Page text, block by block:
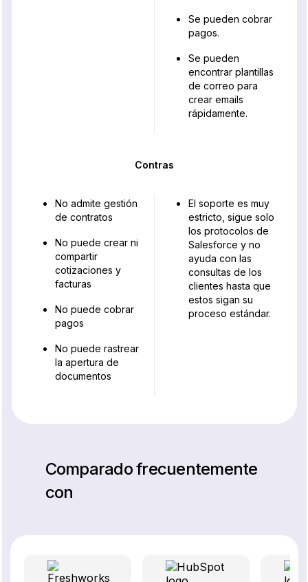
Se pueden cobrar
pagos.
Se pueden
encontrar plantillas
de correo para
crear emails
rápidamente.
Contras
No admite gestión
de contratos
No puede crear ni
compartir
cotizaciones y
facturas
No puede cobrar
pagos
No puede rastrear
la apertura de
documentos
El soporte es muy
estricto, sigue solo
los protocolos de
Salesforce y no
ayuda con las
consultas de los
clientes hasta que
estos sigan su
proceso estándar.
Comparado frecuentemente
con